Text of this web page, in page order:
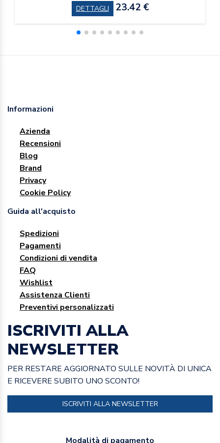
DETTAGLI 23.42 €
Informazioni
Azienda
Recensioni
Blog
Brand
Privacy
Cookie Policy
Guida all'acquisto
Spedizioni
Pagamenti
Condizioni di vendita
FAQ
Wishlist
Assistenza Clienti
Preventivi personalizzati
ISCRIVITI ALLA
NEWSLETTER
PER RESTARE AGGIORNATO SULLE NOVITÀ DI UNICA
E RICEVERE SUBITO UNO SCONTO!
ISCRIVITI ALLA NEWSLETTER
Modalità di pagamento